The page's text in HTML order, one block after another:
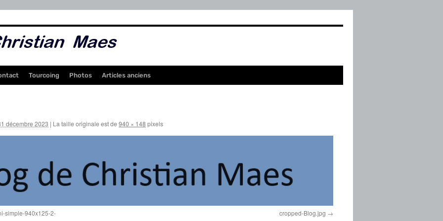
Tourcoing Photos Articles anciens
décembre 2023 | La taille originale est de 940 × 148 pixels
simple-940x125-2-
cropped-Blog.jpg